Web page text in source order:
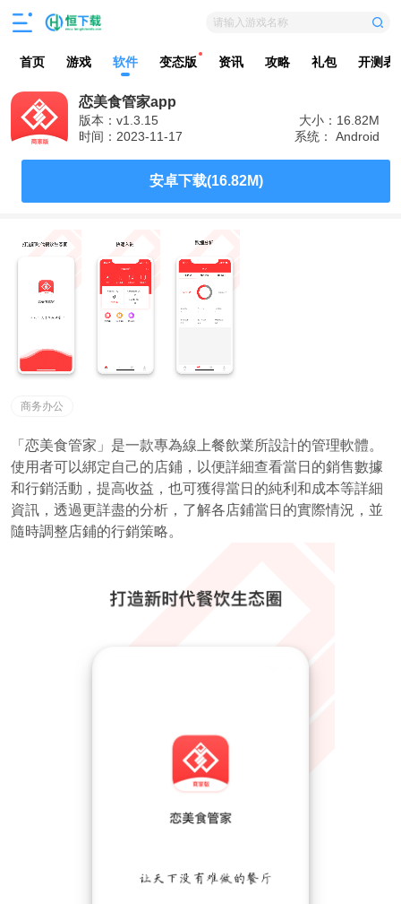
请输入游戏名称
首页 游戏 软件 变态版 资讯 攻略 礼包 开测表
恋美食管家app
版本：v1.3.15
大小：16.82M
时间：2023-11-17
系统： Android
安卓下载(16.82M)
商务办公
「恋美食管家」是一款專為線上餐飲業所設計的管理軟體。
使用者可以綁定自己的店鋪，以便詳細查看當日的銷售數據
和行銷活動，提高收益，也可獲得當日的純利和成本等詳細
資訊，透過更詳盡的分析，了解各店鋪當日的實際情況，並
隨時調整店鋪的行銷策略。